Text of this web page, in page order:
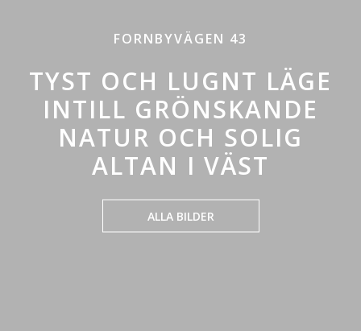
FORNBYVÄGEN 43
TYST OCH LUGNT LÄGE
INTILL GRÖNSKANDE
NATUR OCH SOLIG
ALTAN I VÄST
ALLA BILDER